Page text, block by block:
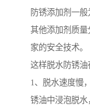
防锈添加剂一
其他添加剂质量
家的安全技术。
这样脱水防锈油
1、脱水速度慢
锈油中浸泡脱水